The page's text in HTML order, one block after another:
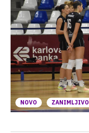
NOVO ZANIMLJIVO